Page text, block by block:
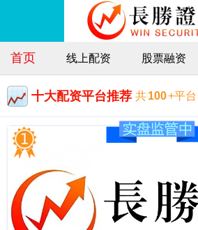
首页 线上配资 股票融资
十大配资平台推荐 共100+平台